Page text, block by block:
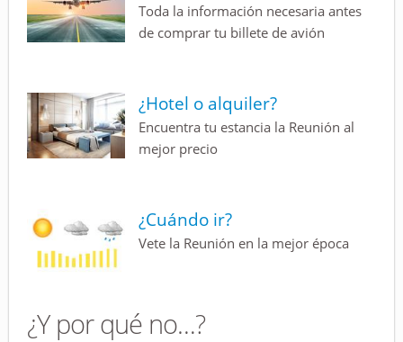
Toda la información necesaria antes
de comprar tu billete de avión
¿Hotel o alquiler?
Encuentra tu estancia la Reunión al
mejor precio
¿Cuándo ir?
Vete la Reunión en la mejor época
¿Y por qué no…?